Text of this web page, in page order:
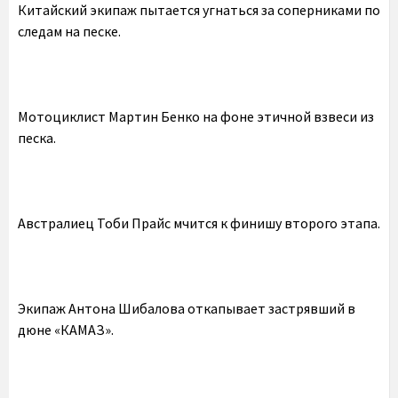
Китайский экипаж пытается угнаться за соперниками по
следам на песке.
Мотоциклист Мартин Бенко на фоне этичной взвеси из
песка.
Австралиец Тоби Прайс мчится к финишу второго этапа.
Экипаж Антона Шибалова откапывает застрявший в
дюне «КАМАЗ».